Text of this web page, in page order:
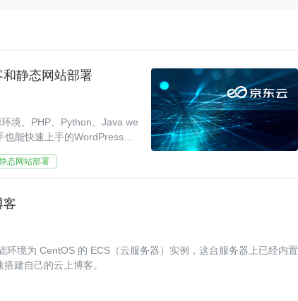
静态网站部署
境、PHP、Python、Java we
能快速上手的WordPress博
态网站部署
客
境为 CentOS 的 ECS（云服务器）实例，这台服务器上已经内置
建自己的云上博客。